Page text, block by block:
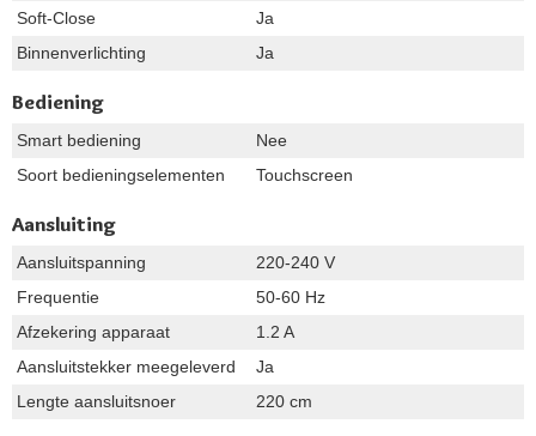
Soft-Close
Ja
Binnenverlichting
Ja
Bediening
Smart bediening
Nee
Soort bedieningselementen
Touchscreen
Aansluiting
Aansluitspanning
220-240 V
Frequentie
50-60 Hz
Afzekering apparaat
1.2 A
Aansluitstekker meegeleverd
Ja
Lengte aansluitsnoer
220 cm